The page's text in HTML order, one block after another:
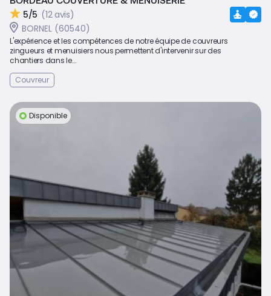
5/5 (12 avis)
BORNEL (60540)
L'expérience et les compétences de notre équipe de couvreurs
zingueurs et menuisiers nous permettent d'intervenir sur des
chantiers dans le...
Couvreur
Disponible